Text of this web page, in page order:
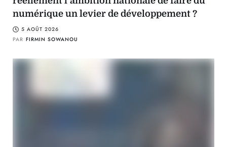
numérique un levier de développement ?
5 AOÛT 2026
PAR FIRMIN SOWANOU